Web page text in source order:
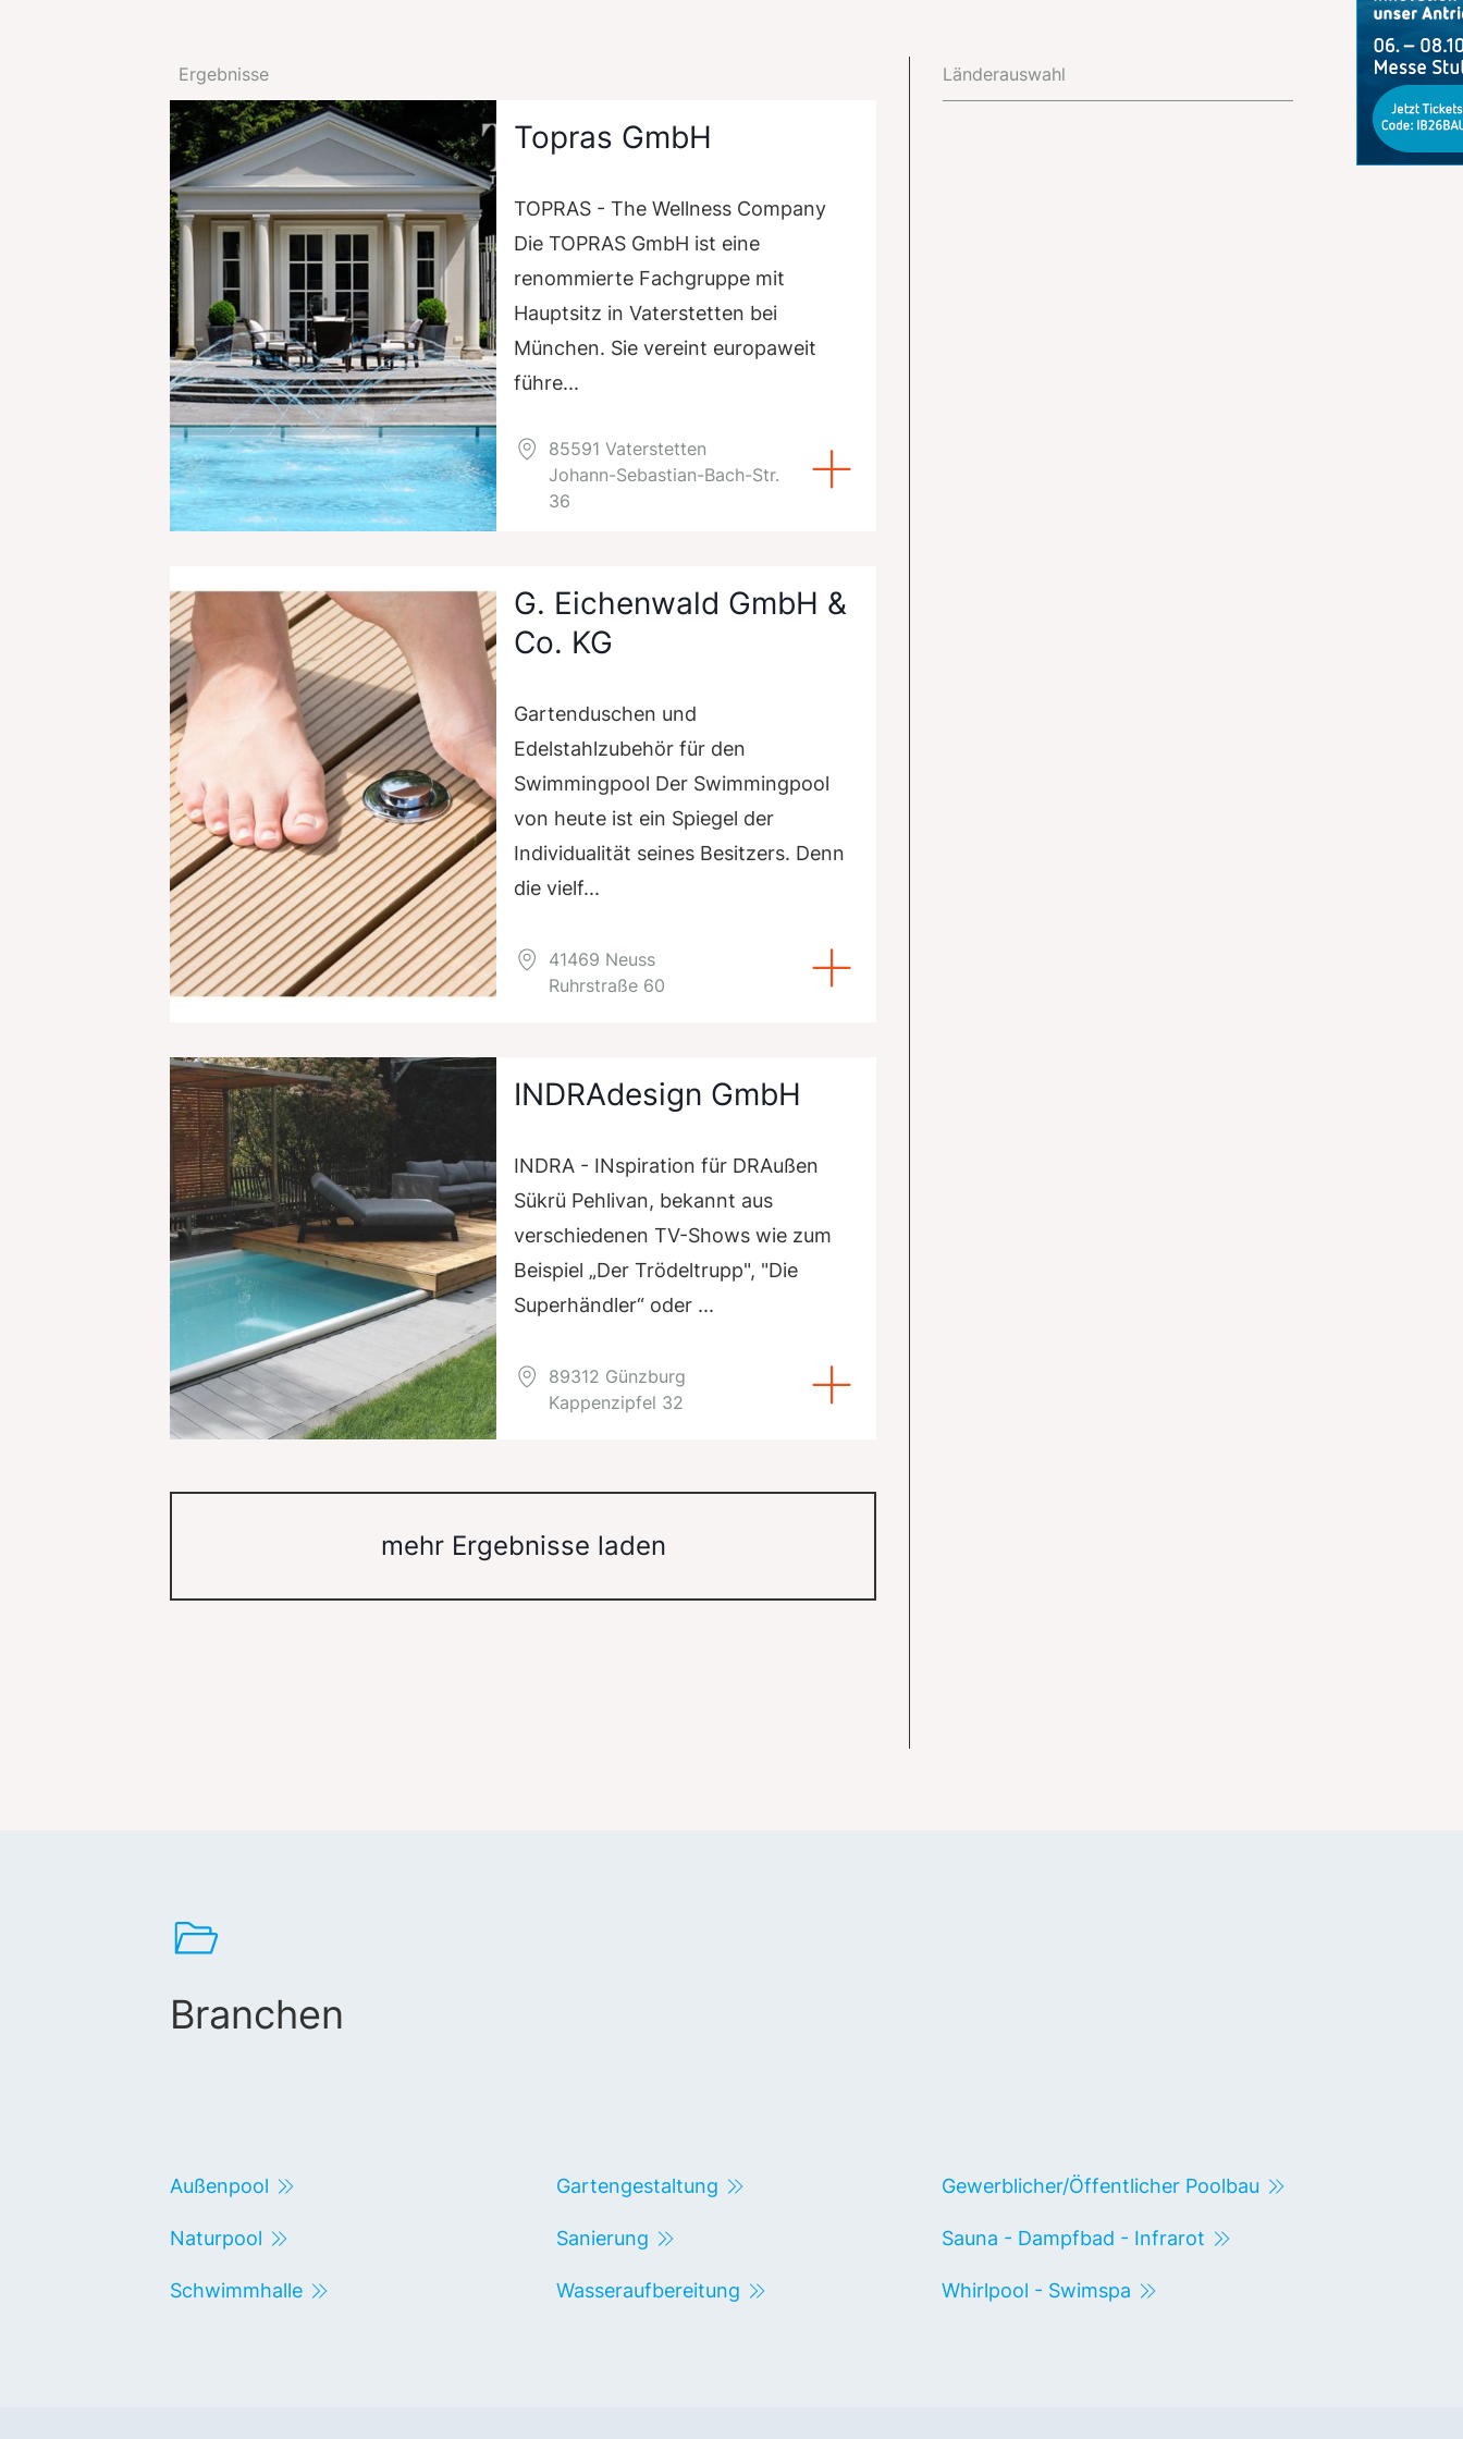
Ergebnisse
Topras GmbH
TOPRAS - The Wellness Company
Die TOPRAS GmbH ist eine
renommierte Fachgruppe mit
Hauptsitz in Vaterstetten bei
München. Sie vereint europaweit
führe...
85591 Vaterstetten
Johann-Sebastian-Bach-Str.
36
G. Eichenwald GmbH &
Co. KG
Gartenduschen und
Edelstahlzubehör für den
Swimmingpool Der Swimmingpool
von heute ist ein Spiegel der
Individualität seines Besitzers. Denn
die vielf...
41469 Neuss
Ruhrstraße 60
INDRAdesign GmbH
INDRA - INspiration für DRAußen
Sükrü Pehlivan, bekannt aus
verschiedenen TV-Shows wie zum
Beispiel „Der Trödeltrupp", "Die
Superhändler“ oder ...
89312 Günzburg
Kappenzipfel 32
mehr Ergebnisse laden
Länderauswahl
Branchen
Außenpool Gartengestaltung Gewerblicher/Öffentlicher Poolbau
Naturpool Sanierung Sauna - Dampfbad - Infrarot
Schwimmhalle Wasseraufbereitung Whirlpool - Swimspa